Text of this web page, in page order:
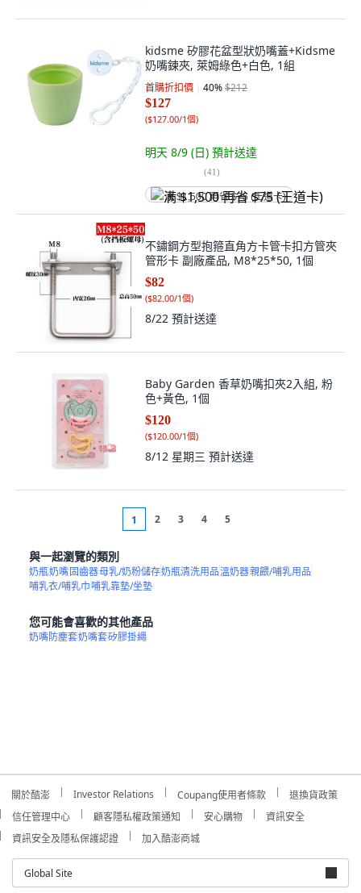
kidsme 矽膠花盆型狀奶嘴蓋+Kidsme
奶嘴鍊夾, 萊姆綠色+白色, 1組
首購折扣價 40%$212
$127
($127.00/1個)
明天 8/9 (日) 預計送達
(41)
满 $1,500 再省 $75 (王道卡)
不鏽鋼方型抱箍直角方卡管卡扣方管夾
管形卡 副廠產品, M8*25*50, 1個
$82
($82.00/1個)
8/22 預計送達
Baby Garden 香草奶嘴扣夾2入組, 粉
色+黃色, 1個
$120
($120.00/1個)
8/12 星期三 預計送達
1 2 3 4 5
與一起瀏覽的類別
奶瓶奶嘴固齒器母乳/奶粉儲存奶瓶清洗用品溫奶器親餵/哺乳用品
哺乳衣/哺乳巾哺乳靠墊/坐墊
您可能會喜歡的其他產品
奶嘴防塵套奶嘴套矽膠掛繩
關於酷澎 Investor Relations Coupang使用者條款
退換貨政策
信任管理中心
顧客隱私權政策通知 安心購物
資訊安全
資訊安全及隱私保護認證
加入酷澎商城
Global Site